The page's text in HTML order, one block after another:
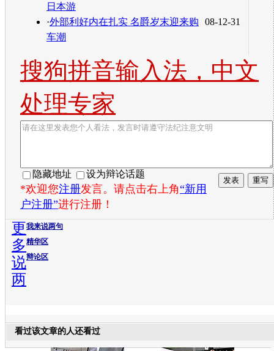
日本游
08-12-31
·外部利好内在扎实 名爵岁末迎来购
车潮
搜狗拼音输入法，中文
处理专家
隐藏地址 设为辩论话题
*欢迎您注册发言。请点击右上角“新用
户注册”进行注册！
我来说两句
精华区
辩论区
更
多
说
两
看过该文章的人还看过